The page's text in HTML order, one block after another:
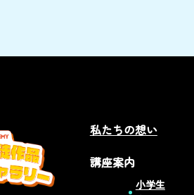
私たちの想い
講座案内
小学生